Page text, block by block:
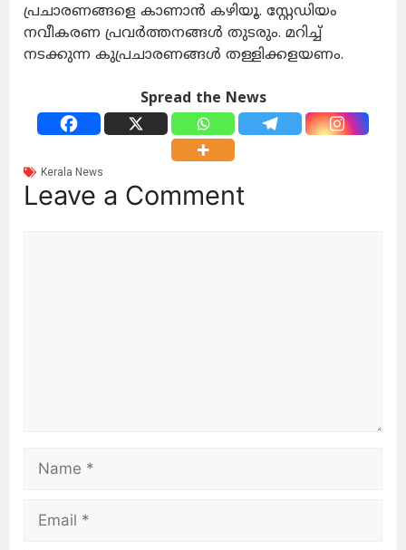
പ്രചാരണങ്ങളെ കാണാൻ കഴിയൂ. സ്റ്റേഡിയം
നവീകരണ പ്രവർത്തനങ്ങൾ തുടരും. മറിച്ച്
നടക്കുന്ന കുപ്രചാരണങ്ങള്‍ തള്ളിക്കളയണം.
Spread the News
Kerala News
Leave a Comment